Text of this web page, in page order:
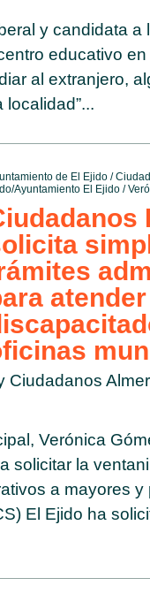
y candidata a
educativo en
al extranjero,
de El Ejido/
Ayuntamiento El Ejido/
Ciudadanos
Verónica
solicitar la
a mayores
El Ejido ha